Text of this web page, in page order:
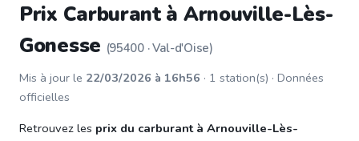
Prix Carburant à Arnouville-Lès-
Gonesse (95400 · Val-d'Oise)
Mis à jour le 22/03/2026 à 16h56 · 1 station(s) · Données
officielles
Retrouvez les prix du carburant à Arnouville-Lès-